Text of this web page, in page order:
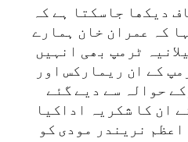
دیکھا جاسکتا ہے کہ
کہ عمران خان ہمارے
ٹرمپ بھی انہیں
کے ان ریمارکس اور
حوالہ سے دیے گئے
ان کا شکریہ اداکیا
نریندر مودی کو